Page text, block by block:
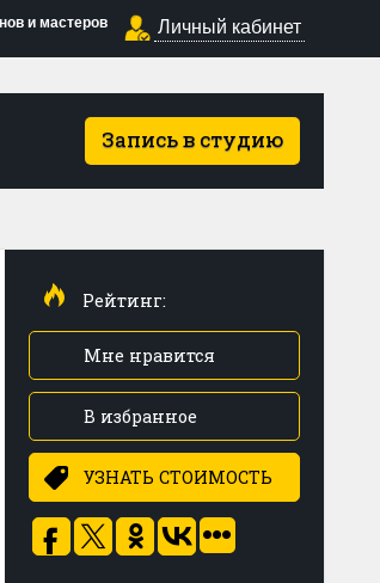
и мастеров Личный кабинет
Запись в студию
Рейтинг:
Мне нравится
В избранное
УЗНАТЬ СТОИМОСТЬ